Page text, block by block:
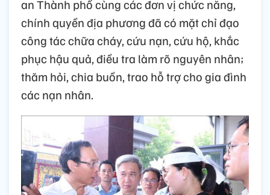
an Thành phố cùng các đơn vị chức năng,
chính quyền địa phương đã có mặt chỉ đạo
công tác chữa cháy, cứu nạn, cứu hộ, khắc
phục hậu quả, điều tra làm rõ nguyên nhân;
thăm hỏi, chia buồn, trao hỗ trợ cho gia đình
các nạn nhân.